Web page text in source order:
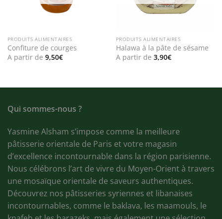
PRODUITS ALIMENTAIRES
Confiture de courges
A partir de 9,50€
PRODUITS ALIMENTAIRES
Halawa à la pâte de sésame
A partir de 3,90€
Qui sommes-nous ?
Yasmine Alsham s’impose comme la meilleure
pâtisserie orientale de Paris et votre magasin
d’excellence incontournable dans la région parisienne.
Nous célébrons l’art de vivre du Moyen-Orient à travers
une mosaïque orientale de saveurs authentiques.
Découvrez nos pâtisseries syriennes et libanaises
incontournables, comme le baklava, les maamouls, le